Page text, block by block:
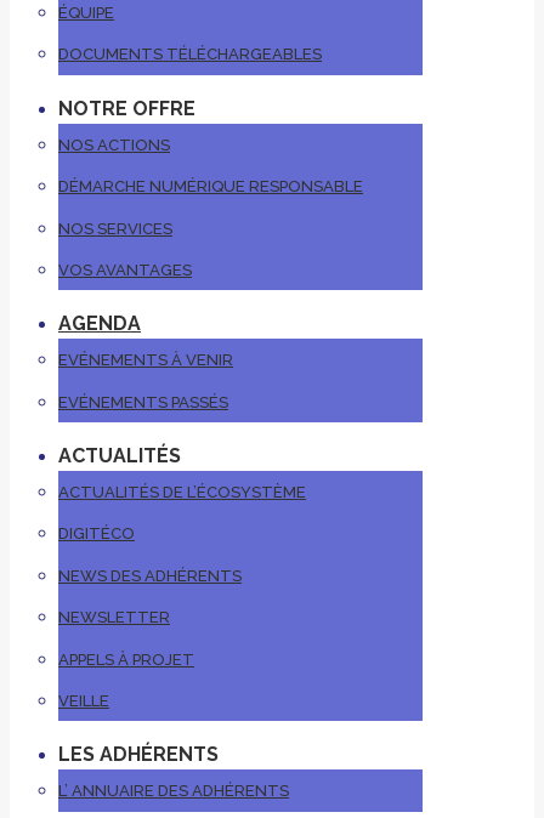
ÉQUIPE
DOCUMENTS TÉLÉCHARGEABLES
NOTRE OFFRE
NOS ACTIONS
DÉMARCHE NUMÉRIQUE RESPONSABLE
NOS SERVICES
VOS AVANTAGES
AGENDA
EVÉNEMENTS À VENIR
EVÉNEMENTS PASSÉS
ACTUALITÉS
ACTUALITÉS DE L’ÉCOSYSTÈME
DIGITÉCO
NEWS DES ADHÉRENTS
NEWSLETTER
APPELS À PROJET
VEILLE
LES ADHÉRENTS
L’ ANNUAIRE DES ADHÉRENTS